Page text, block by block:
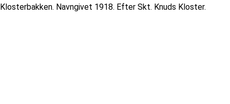
Klosterbakken. Navngivet 1918. Efter Skt. Knuds Kloster.